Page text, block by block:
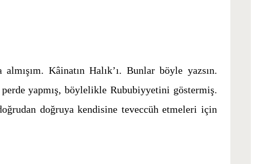
Kâinatın Halık’ı. Bunlar böyle yazsın.
perde yapmış, böylelikle Rububiyyetini göstermiş.
doğruya kendisine teveccüh etmeleri için